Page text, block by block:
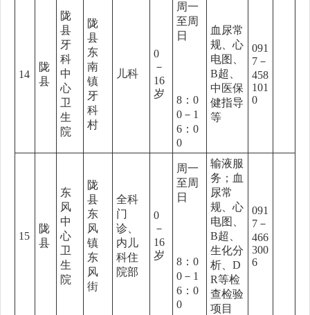
14
陇
县
陇
县
牙
科
中
心
卫
生
院
陇
县
东
南
镇
牙
科
村
儿科
0
－
16
岁
周一
至周
日
8：0
0－1
6：0
0
血尿常
规、心
电图、
B超、
中医保
健指导
等
091
7－
458
101
0
15
陇
县
东
风
中
心
卫
生
院
陇
县
东
风
镇
东
风
街
全科
门
诊、
内儿
科住
院部
0
－
16
岁
周一
至周
日
8：0
0－1
6：0
0
输液服
务；血
尿常
规、心
电图、
B超、
生化分
析、D
R等检
查检验
项目
091
7－
466
300
6